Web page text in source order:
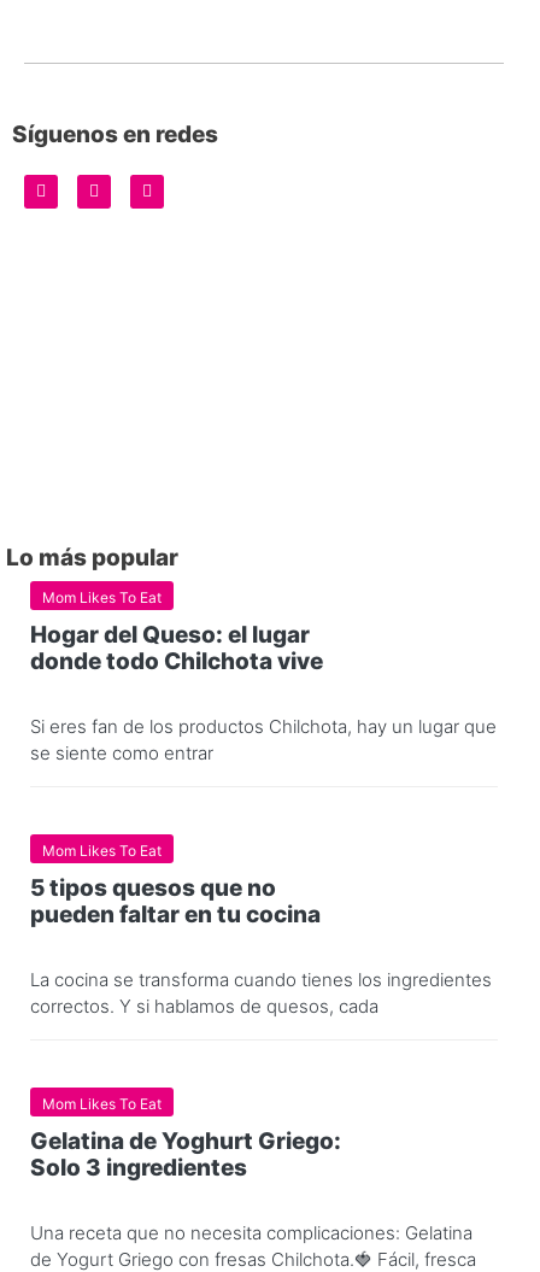
Síguenos en redes
Lo más popular
Mom Likes To Eat
Hogar del Queso: el lugar
donde todo Chilchota vive
Si eres fan de los productos Chilchota, hay un lugar que
se siente como entrar
Mom Likes To Eat
5 tipos quesos que no
pueden faltar en tu cocina
La cocina se transforma cuando tienes los ingredientes
correctos. Y si hablamos de quesos, cada
Mom Likes To Eat
Gelatina de Yoghurt Griego:
Solo 3 ingredientes
Una receta que no necesita complicaciones: Gelatina
de Yogurt Griego con fresas Chilchota.🍓 Fácil, fresca